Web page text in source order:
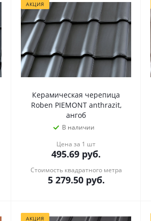
АКЦИЯ
Керамическая черепица
Roben PIEMONT anthrazit,
ангоб
В наличии
Цена за 1 шт
495.69 руб.
Стоимость квадратного метра
5 279.50руб.
АКЦИЯ